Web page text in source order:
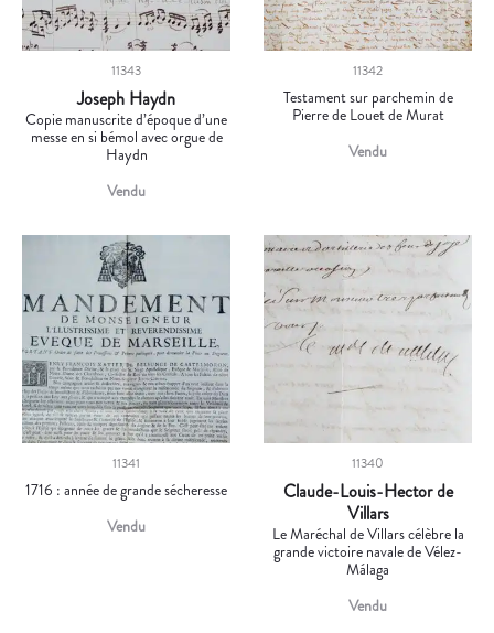
11343
Joseph Haydn
Copie manuscrite d’époque d’une
messe en si bémol avec orgue de
Haydn
Vendu
11342
Testament sur parchemin de
Pierre de Louet de Murat
Vendu
11341
1716 : année de grande sécheresse
Vendu
11340
Claude-Louis-Hector de
Villars
Le Maréchal de Villars célèbre la
grande victoire navale de Vélez-
Málaga
Vendu